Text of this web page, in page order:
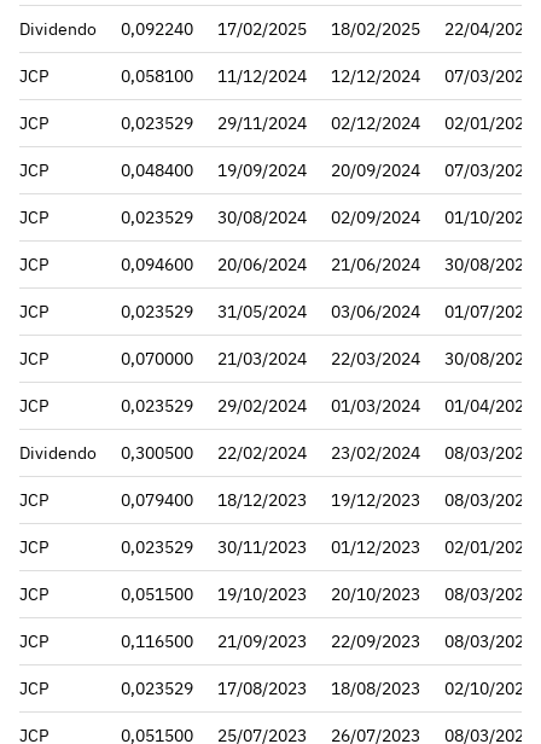
Dividendo 0,092240 17/02/2025 18/02/2025 22/04/2025
JCP 0,058100 11/12/2024 12/12/2024 07/03/2025
JCP 0,023529 29/11/2024 02/12/2024 02/01/2025
JCP 0,048400 19/09/2024 20/09/2024 07/03/2025
JCP 0,023529 30/08/2024 02/09/2024 01/10/2024
JCP 0,094600 20/06/2024 21/06/2024 30/08/2024
JCP 0,023529 31/05/2024 03/06/2024 01/07/2024
JCP 0,070000 21/03/2024 22/03/2024 30/08/2024
JCP 0,023529 29/02/2024 01/03/2024 01/04/2024
Dividendo 0,300500 22/02/2024 23/02/2024 08/03/2024
JCP 0,079400 18/12/2023 19/12/2023 08/03/2024
JCP 0,023529 30/11/2023 01/12/2023 02/01/2024
JCP 0,051500 19/10/2023 20/10/2023 08/03/2024
JCP 0,116500 21/09/2023 22/09/2023 08/03/2024
JCP 0,023529 17/08/2023 18/08/2023 02/10/2023
JCP 0,051500 25/07/2023 26/07/2023 08/03/2024